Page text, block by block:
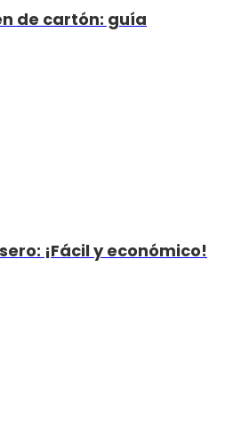
de cartón: guía
¡Fácil y económico!